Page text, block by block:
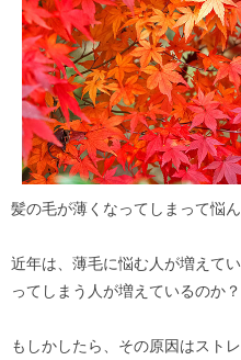
髪の毛が薄くなってしまって悩
近年は、薄毛に悩む人が増えて
ってしまう人が増えているのか？
もしかしたら、その原因はスト